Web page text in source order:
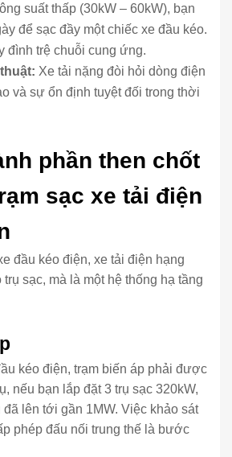
suất thấp (30kW – 60kW), bạn
để sạc đầy một chiếc xe đầu kéo.
đình trệ chuỗi cung ứng.
Xe tải nặng đòi hỏi dòng điện
và sự ổn định tuyệt đối trong thời
phần then chốt
sạc xe tải điện
đầu kéo điện, xe tải điện hạng
sạc, mà là một hệ thống hạ tầng
kéo điện, trạm biến áp phải được
nếu bạn lắp đặt 3 trụ sạc 320kW,
lên tới gần 1MW. Việc khảo sát
phép đấu nối trung thế là bước